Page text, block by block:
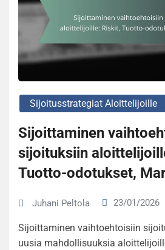
Sijoitusstrategiat Aloittelijoille
Sijoittaminen
sijoituksiin
Tuotto-odotukset,
Juhani Peltola 23/01/2026
Sijoittaminen vaihtoehtoisiin
uusia mahdollisuuksia